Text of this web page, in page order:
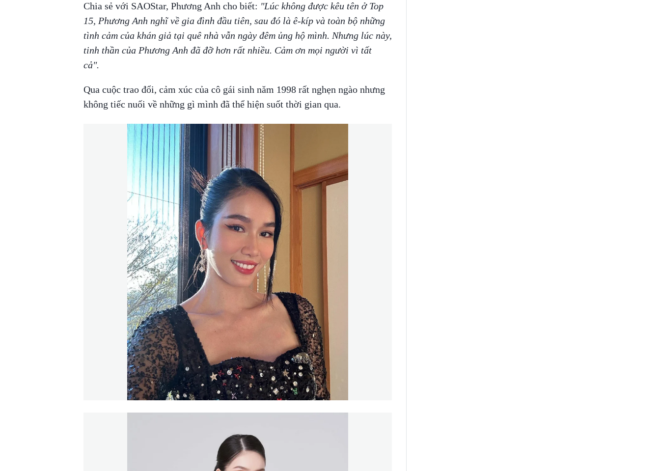
Chia sẻ với SAOStar, Phương Anh cho biết: "Lúc không được kêu tên ở Top
15, Phương Anh nghĩ về gia đình đầu tiên, sau đó là ê-kíp và toàn bộ những
tình cảm của khán giả tại quê nhà vẫn ngày đêm ủng hộ mình. Nhưng lúc này,
tinh thần của Phương Anh đã đỡ hơn rất nhiều. Cảm ơn mọi người vì tất
cả".
Qua cuộc trao đổi, cảm xúc của cô gái sinh năm 1998 rất nghẹn ngào nhưng
không tiếc nuối về những gì mình đã thể hiện suốt thời gian qua.